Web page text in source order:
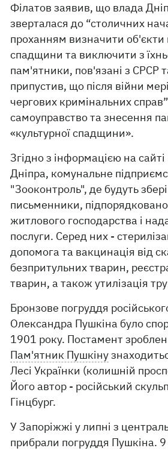
Філатов заявив, що влада
зверталася до “столичних
проханням визначити об'єкти
спадщини та виключити з
пам'ятники, пов'язані з СРСР
припустив, що після війни
чергових кримінальних
самоуправство та знесення
«культурної спадщини».
Згідно з інформацією на сайті
Дніпра, комунальне
"Зооконтроль", де будуть
письменники,
житлового господарства і
послуги. Серед них -
допомога та вакцинація від
безпритульних тварин,
тварин, а також утилізація
Бронзове погруддя
Олександра Пушкіна було
1901 року. Постамент
Пам'ятник Пушкіну
Лесі Українки (колишній
Його автор - російський
Гінцбург.
У Запоріжжі у липні з
прибрали погруддя Пушкіна.